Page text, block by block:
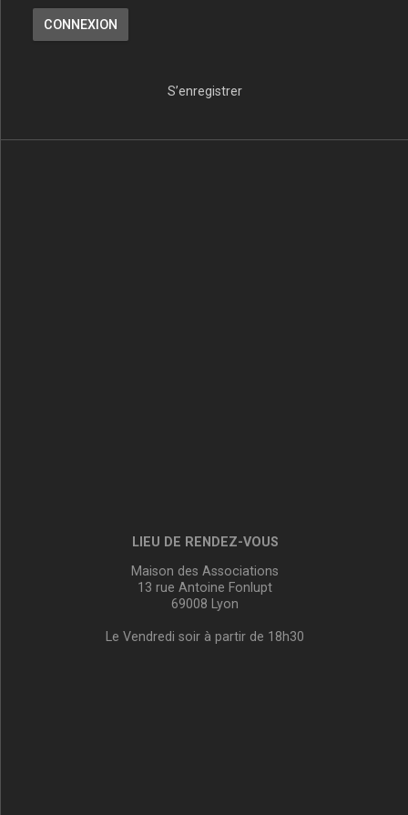
S’enregistrer
LIEU DE RENDEZ-VOUS
Maison des Associations
13 rue Antoine Fonlupt
69008 Lyon
Le Vendredi soir à partir de 18h30